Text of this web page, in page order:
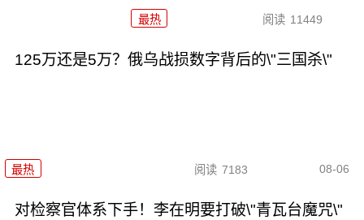
最热 阅读 11449
125万还是5万？俄乌战损数字背后的\"三国杀\"
最热 阅读 7183 08-06
对检察官体系下手！李在明要打破\"青瓦台魔咒\"